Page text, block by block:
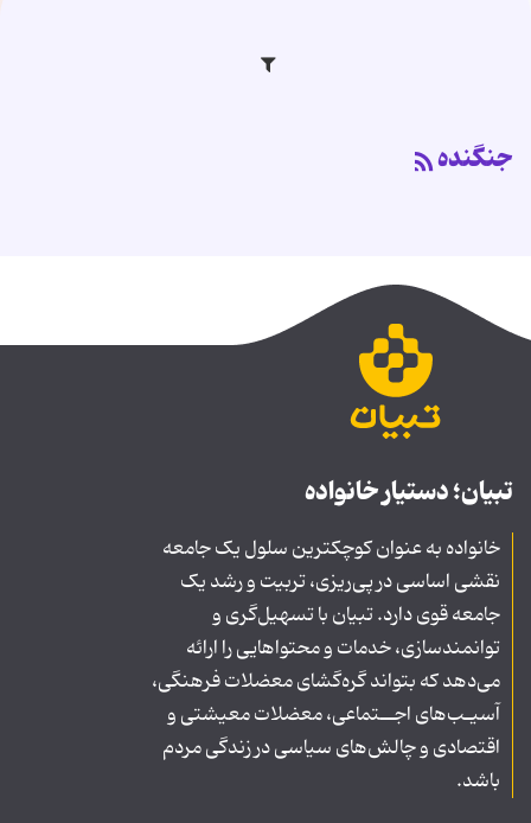
جنگنده
تبیان؛ دستیار خانواده
خانواده به عنوان کوچکترین سلول یک جامعه
نقشی اساسی در پی‌ریزی، تربیت و رشد یک
جامعه قوی دارد. تبیان با تسهیل‌گری و
توانمندسازی، خدمات و محتواهایی را ارائه
می‌دهد که بتواند گره‌گشای معضلات فرهنگی،
آسیـب‌های اجــتماعی، معضلات معیشتی و
اقتصادی و چالش‌های سیاسی در زندگی مردم
باشد.